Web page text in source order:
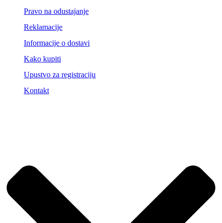
Pravo na odustajanje
Reklamacije
Informacije o dostavi
Kako kupiti
Upustvo za registraciju
Kontakt